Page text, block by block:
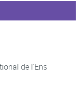
de l'Ens